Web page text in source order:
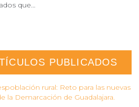
que...
PUBLICADOS
rural: Reto para las nuevas
la Demarcación de Guadalajara.